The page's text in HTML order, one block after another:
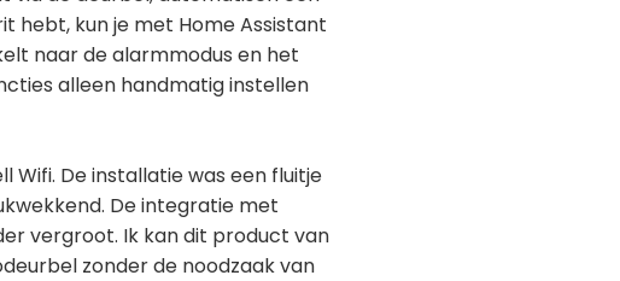
hebt, kun je met Home Assistant
naar de alarmmodus en het
alleen handmatig instellen
Wifi. De installatie was een fluitje
De integratie met
vergroot. Ik kan dit product van
zonder de noodzaak van